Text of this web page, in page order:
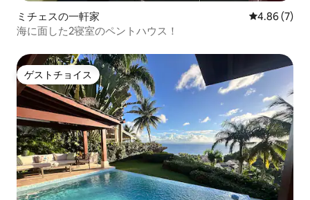
ミチェスの一軒家 レビュー7
4.86 (7)
海に面した2寝室のペントハウス！
ゲストチョイス
ゲストチョイス